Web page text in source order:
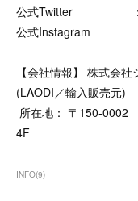
公式Twitter ：
公式Instagram ：
【会社情報】 株式会
(LAODI／輸入販売元)
所在地： 〒150-0002
4F
INFO(9)